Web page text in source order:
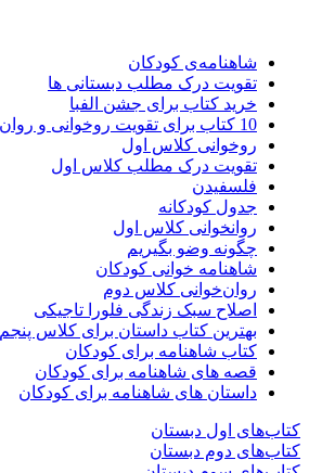
شاهنامه‌ی کودکان
تقویت درک مطلب دبستانی ها
خرید کتاب برای جشن الفبا
10 کتاب برای تقویت روخوانی و روان‌خوانی کلاس اولی‌ها
روخوانی کلاس اول
تقویت درک مطلب کلاس اول
فلسفیدن
جدول کودکانه
روانخوانی کلاس اول
چگونه وضو بگیریم
شاهنامه خوانی کودکان
روان‌خوانی کلاس دوم
اصلاح سبک زندگی فلورا تاجیکی
بهترین کتاب داستان برای کلاس پنجم
کتاب شاهنامه برای کودکان
قصه های شاهنامه برای کودکان
داستان های شاهنامه برای کودکان
کتاب‌های اول دبستان
کتاب‌های دوم دبستان